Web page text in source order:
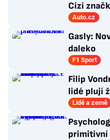
Cizí
Auto.cz
Gasly:
daleko
F1 Sport
Filip
lidé plují
věci tolik
Lidé a země
primitivní